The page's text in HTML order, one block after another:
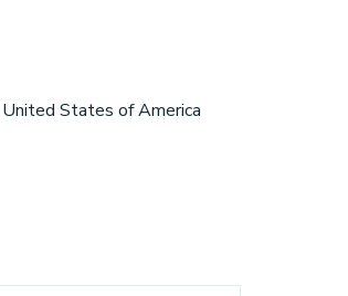
States of America